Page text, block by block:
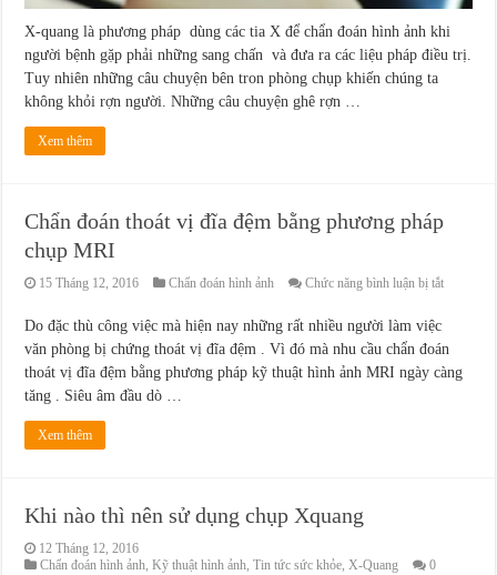
X-quang là phương pháp dùng các tia X để chẩn đoán hình ảnh khi
người bệnh gặp phải những sang chấn và đưa ra các liệu pháp điều trị.
Tuy nhiên những câu chuyện bên tron phòng chụp khiến chúng ta
không khỏi rợn người. Những câu chuyện ghê rợn …
Xem thêm
Chẩn đoán thoát vị đĩa đệm bằng phương pháp
chụp MRI
15 Tháng 12, 2016 Chẩn đoán hình ảnh Chức năng bình luận bị tắtở
vị
đĩa
đệm
Do đặc thù công việc mà hiện nay những rất nhiều người làm việc
văn phòng bị chứng thoát vị đĩa đệm . Vì đó mà nhu cầu chẩn đoán
thoát vị đĩa đệm bằng phương pháp kỹ thuật hình ảnh MRI ngày càng
tăng . Siêu âm đầu dò …
Xem thêm
Khi nào thì nên sử dụng chụp Xquang
12 Tháng 12, 2016
Chẩn đoán hình ảnh,Kỹ thuật hình ảnh,Tin tức sức khỏe,X-Quang 0